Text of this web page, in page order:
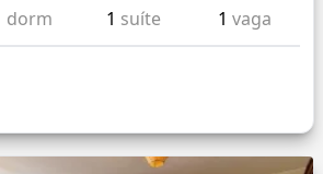
dorm 1 suíte 1 vaga